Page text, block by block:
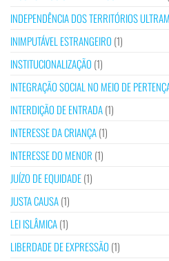
INDEPENDÊNCIA DOS TERRITÓRIOS
INIMPUTÁVEL ESTRANGEIRO (1)
INSTITUCIONALIZAÇÃO (1)
INTEGRAÇÃO SOCIAL NO MEIO DE
INTERDIÇÃO DE ENTRADA(1)
INTERESSE DA CRIANÇA(1)
INTERESSE DO MENOR (1)
JUÍZO DE EQUIDADE(1)
JUSTA CAUSA(1)
LEI ISLÂMICA(1)
LIBERDADE DE EXPRESSÃO (1)